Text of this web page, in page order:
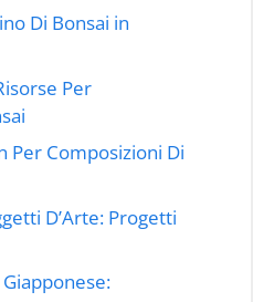
Di Bonsai in
Per
Per Composizioni Di
D’Arte: Progetti